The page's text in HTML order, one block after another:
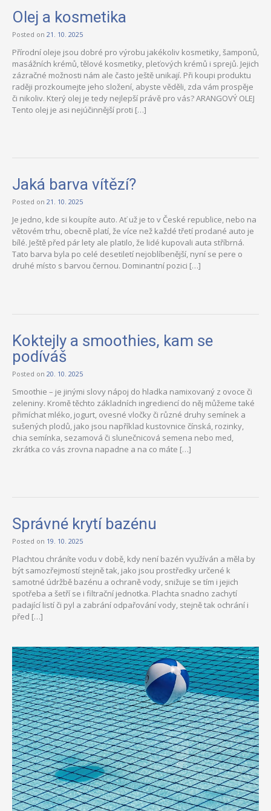
Olej a kosmetika
Posted on 21. 10. 2025
Přírodní oleje jsou dobré pro výrobu jakékoliv kosmetiky, šamponů,
masážních krémů, tělové kosmetiky, pleťových krémů i sprejů. Jejich
zázračné možnosti nám ale často ještě unikají. Při koupi produktu
raději prozkoumejte jeho složení, abyste věděli, zda vám prospěje
či nikoliv. Který olej je tedy nejlepší právě pro vás? ARANGOVÝ OLEJ
Tento olej je asi nejúčinnější proti […]
Jaká barva vítězí?
Posted on 21. 10. 2025
Je jedno, kde si koupíte auto. Ať už je to v České republice, nebo na
větovém trhu, obecně platí, že více než každé třetí prodané auto je
bílé. Ještě před pár lety ale platilo, že lidé kupovali auta stříbrná.
Tato barva byla po celé desetiletí nejoblíbenější, nyní se pere o
druhé místo s barvou černou. Dominantní pozici […]
Koktejly a smoothies, kam se
podíváš
Posted on 20. 10. 2025
Smoothie – je jinými slovy nápoj do hladka namixovaný z ovoce či
zeleniny. Kromě těchto základních ingrediencí do něj můžeme také
přimíchat mléko, jogurt, ovesné vločky či různé druhy semínek a
sušených plodů, jako jsou například kustovnice čínská, rozinky,
chia semínka, sezamová či slunečnicová semena nebo med,
zkrátka co vás zrovna napadne a na co máte […]
Správné krytí bazénu
Posted on 19. 10. 2025
Plachtou chráníte vodu v době, kdy není bazén využíván a měla by
být samozřejmostí stejně tak, jako jsou prostředky určené k
samotné údržbě bazénu a ochraně vody, snižuje se tím i jejich
spotřeba a šetří se i filtrační jednotka. Plachta snadno zachytí
padající listí či pyl a zabrání odpařování vody, stejně tak ochrání i
před […]